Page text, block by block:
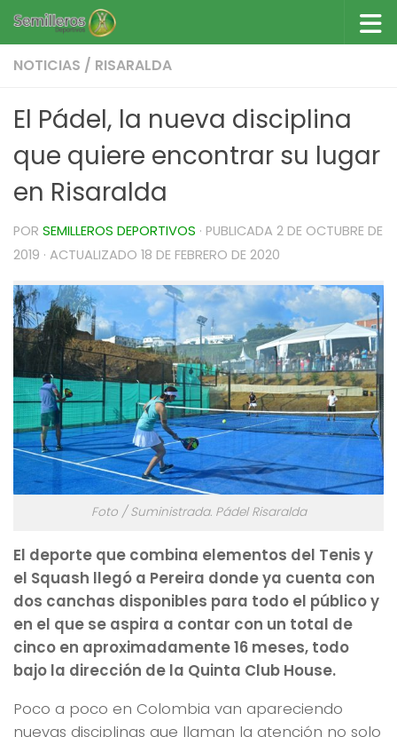
Saltar al contenido
NOTICIAS / RISARALDA
El Pádel, la nueva disciplina
que quiere encontrar su lugar
en Risaralda
POR SEMILLEROS DEPORTIVOS · PUBLICADA 2 DE OCTUBRE DE
2019 · ACTUALIZADO 18 DE FEBRERO DE 2020
Foto / Suministrada. Pádel Risaralda
El deporte que combina elementos del Tenis y
el Squash llegó a Pereira donde ya cuenta con
dos canchas disponibles para todo el público y
en el que se aspira a contar con un total de
cinco en aproximadamente 16 meses, todo
bajo la dirección de la Quinta Club House.
Poco a poco en Colombia van apareciendo
nuevas disciplinas que llaman la atención no solo